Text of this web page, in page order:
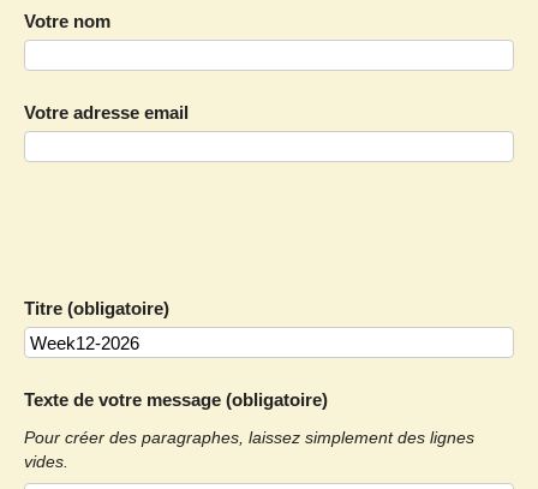
Votre nom
Votre adresse email
Titre (obligatoire)
Texte de votre message (obligatoire)
Pour créer des paragraphes, laissez simplement des lignes
vides.